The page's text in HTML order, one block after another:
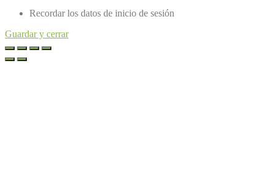
Recordar los datos de inicio de sesión
Guardar y cerrar